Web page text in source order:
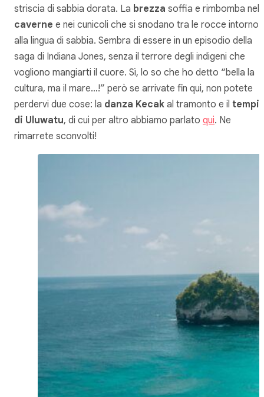
striscia di sabbia dorata. La brezza soffia e rimbomba
caverne e nei cunicoli che si snodano tra le rocce intorno
alla lingua di sabbia. Sembra di essere in un episodio della
saga di Indiana Jones, senza il terrore degli indigeni che
vogliono mangiarti il cuore. Sì, lo so che ho detto “bella la
cultura, ma il mare…!” però se arrivate fin qui, non potete
perdervi due cose: la danza Kecak al tramonto e il
di Uluwatu, di cui per altro abbiamo parlato qui. Ne
rimarrete sconvolti!